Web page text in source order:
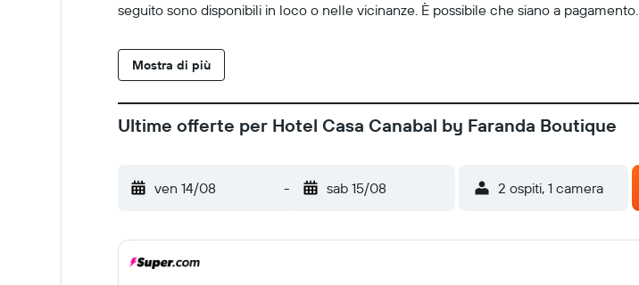
seguito sono disponibili in loco o nelle vicinanze. È possibile che siano a pagamento.
Mostra di più
Ultime offerte per Hotel Casa Canabal by Faranda Boutique
ven 14/08 - sab 15/08 2 ospiti, 1 camera